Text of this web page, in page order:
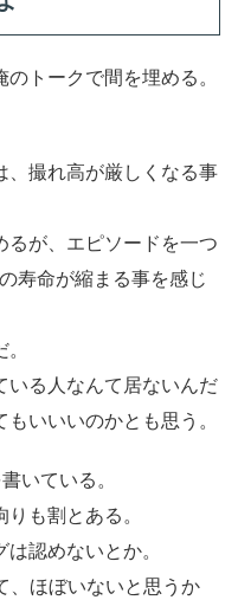
トークで間を埋める。
、撮れ高が厳しくなる事
るが、エピソードを一つ
寿命が縮まる事を感じ
いる人なんて居ないんだ
いいいのかとも思う。
いている。
も割とある。
認めないとか。
、ほぼいないと思うか